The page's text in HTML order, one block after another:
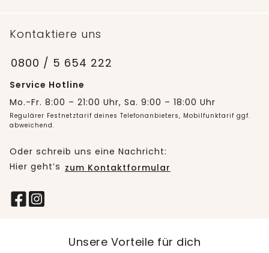
Kontaktiere uns
0800 / 5 654 222
Service Hotline
Mo.-Fr. 8:00 – 21:00 Uhr, Sa. 9:00 – 18:00 Uhr
Regulärer Festnetztarif deines Telefonanbieters, Mobilfunktarif ggf.
abweichend.
Oder schreib uns eine Nachricht:
Hier geht’s zum Kontaktformular
Unsere Vorteile für dich